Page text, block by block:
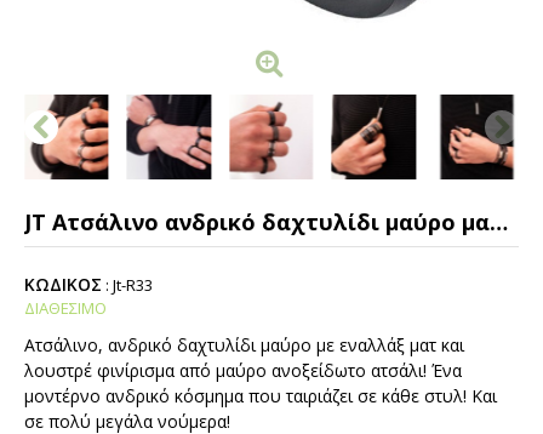
JT Ατσάλινο ανδρικό δαχτυλίδι μαύρο ματ & λουστρέ
ΚΩΔΙΚΟΣ : Jt-R33
ΔΙΑΘΕΣΙΜΟ
Ατσάλινο, ανδρικό δαχτυλίδι μαύρο με εναλλάξ ματ και
λουστρέ φινίρισμα από μαύρο ανοξείδωτο ατσάλι! Ένα
μοντέρνο ανδρικό κόσμημα που ταιριάζει σε κάθε στυλ! Και
σε πολύ μεγάλα νούμερα!